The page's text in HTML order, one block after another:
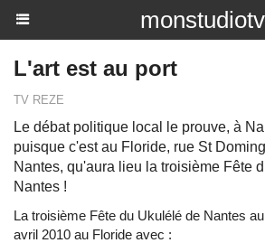
monstudiotv
L'art est au port
TV REZE
Le débat politique local le prouve, à
puisque c'est au Floride, rue St
Nantes, qu'aura lieu la troisième Fête
Nantes !
La troisième Fête du Ukulélé de Nantes
avril 2010 au Floride avec :